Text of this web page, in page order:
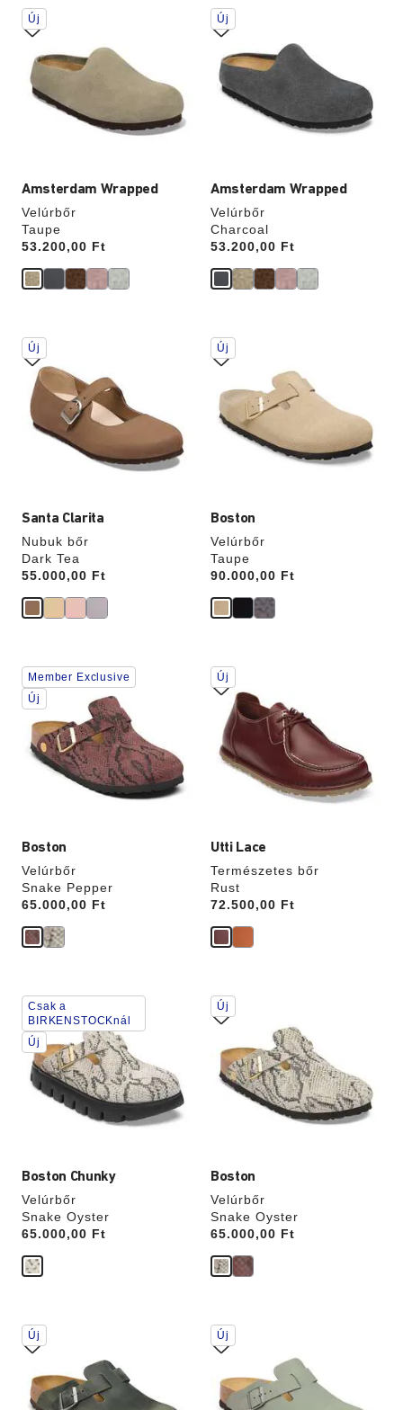
Amsterdam Wrapped
Velúrbőr
Taupe
Price:
53.200,00 Ft
A
színpalettával
való
interakció
frissíti
termékképet
Új
Amsterdam Wrapped
Velúrbőr
Charcoal
Price:
53.200,00 Ft
A
színpalettával
való
interakció
frissíti
termékképet
Új
Santa Clarita
Nubuk bőr
Dark Tea
Price:
55.000,00 Ft
A
színpalettával
való
interakció
frissíti
termékképet
Új
Boston
Velúrbőr
Taupe
Price:
90.000,00 Ft
A
színpalettával
való
interakció
frissíti
termékképet
Új
Boston
Velúrbőr
Snake Pepper
Price:
65.000,00 Ft
A
színpalettával
való
frissíti
termékképet
Member Exclusive
Új
Utti Lace
Természetes bőr
Rust
Price:
72.500,00 Ft
A
színpalettával
való
interakció
frissíti
termékképet
Új
Boston Chunky
Velúrbőr
Snake Oyster
Price:
65.000,00 Ft
A
színpalettával
való
interakció
frissíti
termékképet
Csak a
BIRKENSTOCKnál
Új
Boston
Velúrbőr
Snake Oyster
Price:
65.000,00 Ft
A
színpalettával
való
interakció
frissíti
termékképet
Új
A
színpalettával
való
interakció
frissíti
Új
A
színpalettával
való
interakció
frissíti
Új